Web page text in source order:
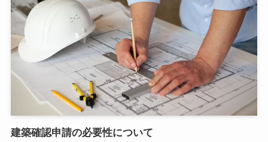
建築確認申請の必要性について